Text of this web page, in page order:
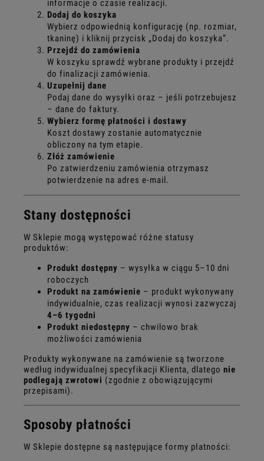
informacje o czasie realizacji.
Dodaj do koszyka
Wybierz odpowiednią konfigurację (np. rozmiar,
tkaninę) i kliknij przycisk „Dodaj do koszyka”.
Przejdź do zamówienia
W koszyku sprawdź wybrane produkty i przejdź
do finalizacji zamówienia.
Uzupełnij dane
Podaj dane do wysyłki oraz – jeśli potrzebujesz
– dane do faktury.
Wybierz formę płatności i dostawy
Koszt dostawy zostanie automatycznie
obliczony na tym etapie.
Złóż zamówienie
Po zatwierdzeniu zamówienia otrzymasz
potwierdzenie na adres e-mail.
Stany dostępności
W Sklepie mogą występować różne statusy
produktów:
Produkt dostępny – wysyłka w ciągu 5–10 dni
roboczych
Produkt na zamówienie – produkt wykonywany
indywidualnie, czas realizacji wynosi zazwyczaj
4–6 tygodni
Produkt niedostępny – chwilowo brak
możliwości zamówienia
Produkty wykonywane na zamówienie są tworzone
według indywidualnej specyfikacji Klienta, dlatego nie
podlegają zwrotowi (zgodnie z obowiązującymi
przepisami).
Sposoby płatności
W Sklepie dostępne są następujące formy płatności: